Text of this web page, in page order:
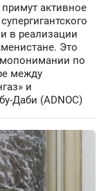
активное
в реализации
Это
по
между
и
Даби (ADNOC)